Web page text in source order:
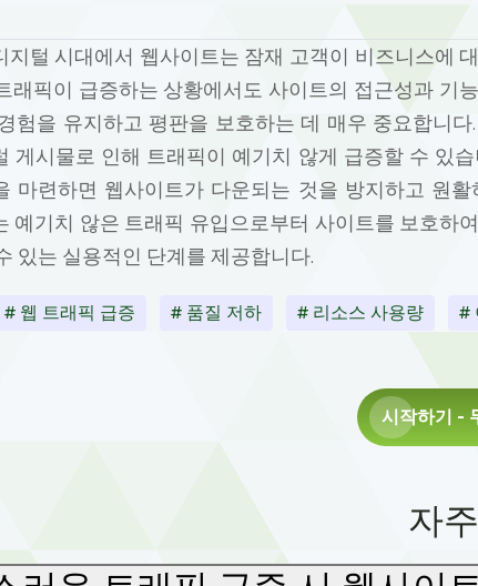
지털 시대에서 웹사이트는 잠재 고객이 비즈니스에
래픽이 급증하는 상황에서도 사이트의 접근성과 기
험을 유지하고 평판을 보호하는 데 매우 중요합니
게시물로 인해 트래픽이 예기치 않게 급증할 수 있
마련하면 웹사이트가 다운되는 것을 방지하고 원
예기치 않은 트래픽 유입으로부터 사이트를 보호하
있는 실용적인 단계를 제공합니다.
# 웹 트래픽 급증 # 품질 저하 # 리소스 사용량 #
시작하기 -
자